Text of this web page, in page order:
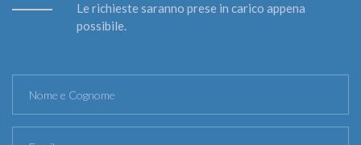
Le richieste saranno prese in carico appena
possibile.